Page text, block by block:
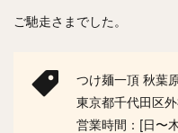
ご馳走さまでした。
つけ麺一頂 秋葉
東京都千代田区
営業時間：[日〜